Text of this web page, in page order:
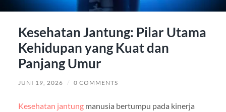
Kesehatan Jantung: Pilar Utama
Kehidupan yang Kuat dan
Panjang Umur
JUNI 19, 2026 / 0 COMMENTS
Kesehatan jantungmanusia bertumpu pada kinerja